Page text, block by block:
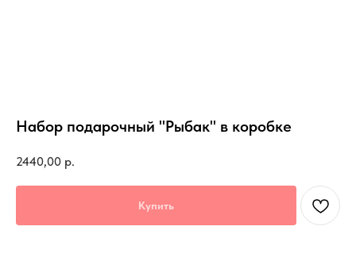
Набор подарочный "Рыбак" в коробке
2440,00 р.
Купить